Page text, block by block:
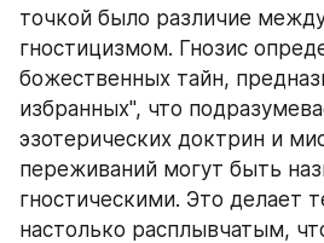
точкой было различие
гностицизмом. Гнозис
божественных тайн,
избранных", что
эзотерических доктрин и
переживаний могут быть
гностическими. Это делает
настолько расплывчатым,